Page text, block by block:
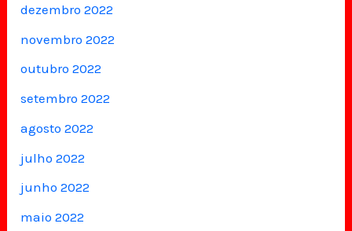
dezembro 2022
novembro 2022
outubro 2022
setembro 2022
agosto 2022
julho 2022
junho 2022
maio 2022